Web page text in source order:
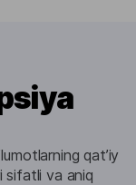
qatʼiy
sifatli va aniq